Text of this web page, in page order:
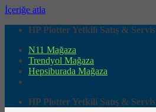
İçeriğe atla
HP Plotter Yetkili Satış & Servis
N11 Mağaza
Trendyol Mağaza
Hepsiburada Mağaza
HP Plotter Yetkili Satış & Servis